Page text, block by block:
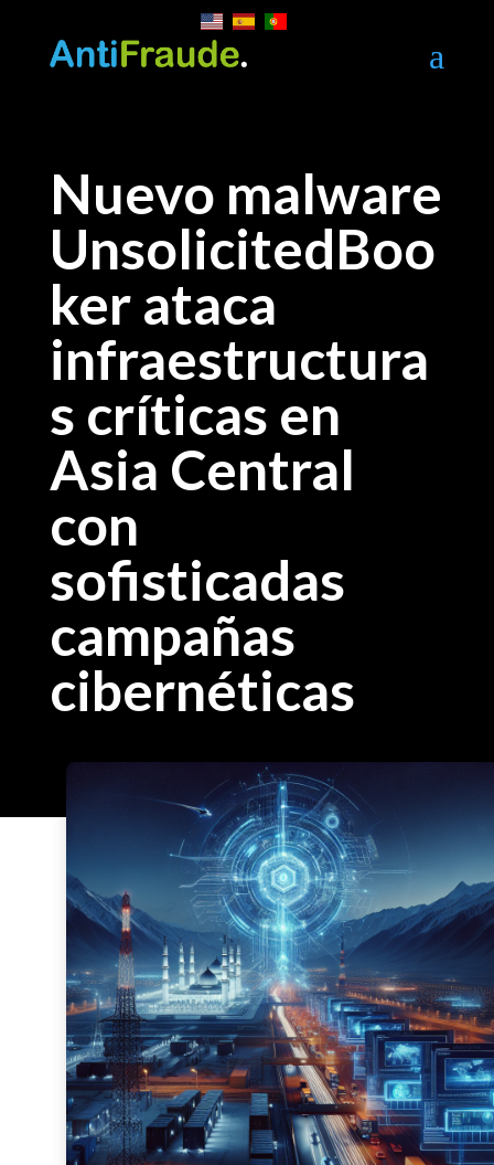
a
Nuevo malware
UnsolicitedBoo
ker ataca
infraestructura
s críticas en
Asia Central
con
sofisticadas
campañas
cibernéticas